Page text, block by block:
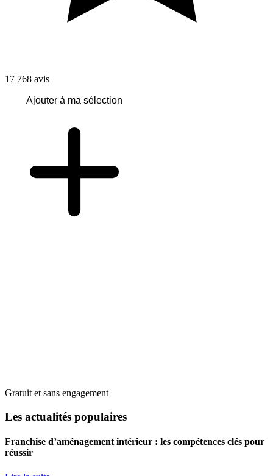
17 768 avis
Ajouter à ma sélection
Gratuit et sans engagement
Les actualités populaires
Franchise d’aménagement intérieur : les compétences clés pour
réussir